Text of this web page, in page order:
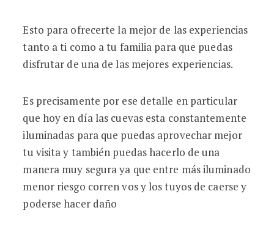
Esto para ofrecerte la mejor de las experiencias
tanto a ti como a tu familia para que puedas
disfrutar de una de las mejores experiencias.
Es precisamente por ese detalle en particular
que hoy en día las cuevas esta constantemente
iluminadas para que puedas aprovechar mejor
tu visita y también puedas hacerlo de una
manera muy segura ya que entre más iluminado
menor riesgo corren vos y los tuyos de caerse y
poderse hacer daño